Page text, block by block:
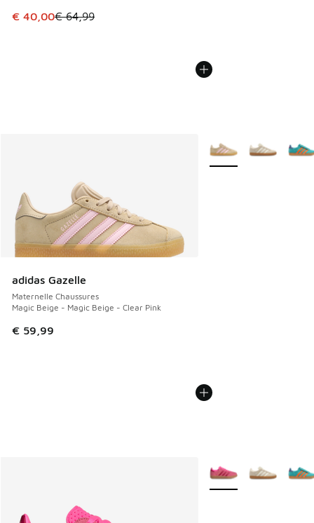
Cet article est en promotion. Prix en baisse de € 64,99 à
€ 40,00€ 64,99
adidas Gazelle
Maternelle Chaussures
Magic Beige - Magic Beige - Clear Pink
€ 59,99
Plus de couleurs
Plus de couleurs